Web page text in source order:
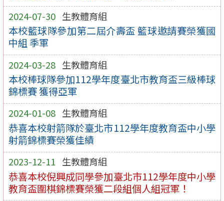
2024-07-30 生教體育組
本校籃球隊參加第二屆介壽盃 籃球邀請賽榮獲國
中組 季軍
2024-03-28 生教體育組
本校棒球隊參加112學年度臺北市教育盃三級棒球
錦標賽 獲得亞軍
2024-01-08 生教體育組
恭喜本校射箭隊於臺北市112學年度教育盃中小學
射箭錦標賽榮獲佳績
2023-12-11 生教體育組
恭喜本校倪興成同學參加臺北市112學年度中小學
教育盃圍棋錦標賽榮獲二段組個人組冠軍！